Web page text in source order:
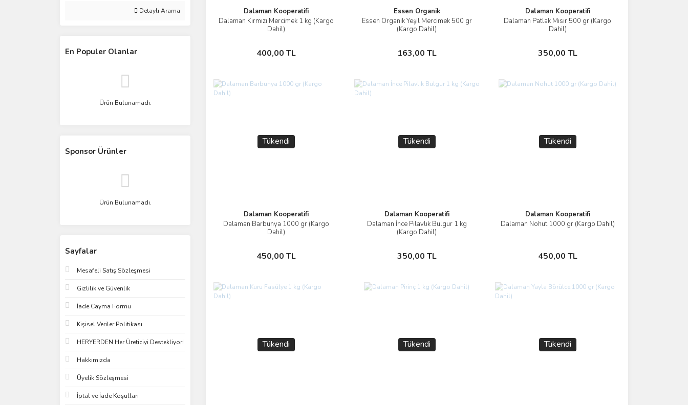
Detaylı Arama
En Populer Olanlar
Ürün Bulunamadı.
Sponsor Ürünler
Ürün Bulunamadı.
Sayfalar
Mesafeli Satış Sözleşmesi
Gizlilik ve Güvenlik
İade Cayma Formu
Kişisel Veriler Politikası
HERYERDEN Her Üreticiyi Destekliyor!
Hakkımızda
Üyelik Sözleşmesi
İptal ve İade Koşulları
Dalaman Kooperatifi
Dalaman Kırmızı Mercimek 1 kg (Kargo
Dahil)
400,00 TL
İncele
Stokta Yok
Essen Organik
Essen Organik Yeşil Mercimek 500 gr
(Kargo Dahil)
163,00 TL
İncele
Stokta Yok
Dalaman Kooperatifi
Dalaman Patlak Mısır 500 gr (Kargo
Dahil)
350,00 TL
İncele
Stokta Yok
Tükendi
Dalaman Kooperatifi
Dalaman Barbunya 1000 gr (Kargo
Dahil)
450,00 TL
İncele
Stokta Yok
Tükendi
Dalaman Kooperatifi
Dalaman İnce Pilavlık Bulgur 1 kg
(Kargo Dahil)
350,00 TL
İncele
Stokta Yok
Tükendi
Dalaman Kooperatifi
Dalaman Nohut 1000 gr (Kargo Dahil)
450,00 TL
İncele
Stokta Yok
Tükendi Tükendi Tükendi